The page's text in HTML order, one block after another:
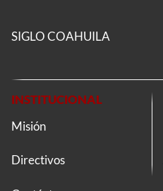
SIGLO COAHUILA
INSTITUCIONAL
Misión
Directivos